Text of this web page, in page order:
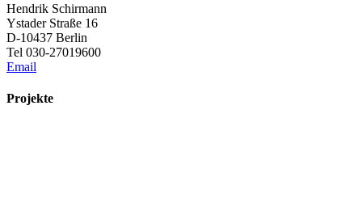
Hendrik Schirmann
Ystader Straße 16
D-10437 Berlin
Tel 030-27019600
Email
Projekte